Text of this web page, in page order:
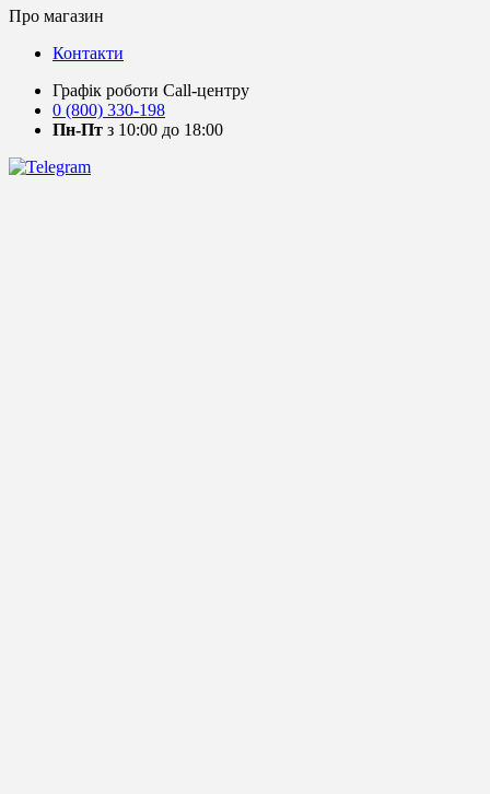
Про магазин
Контакти
Графік роботи Call-центру
0 (800) 330-198
Пн-Пт з 10:00 до 18:00